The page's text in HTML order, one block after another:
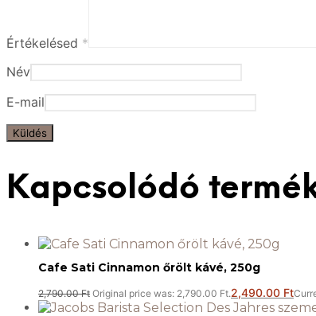
Értékelésed *
Név
E-mail
Kapcsolódó
Cafe Sati Cinnamon őrölt kávé, 250g
2,790.00Ft Original price was: 2,790.00 Ft.2,490.00 Ft